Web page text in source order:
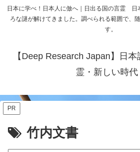
日本に学べ！日本人に倣へ｜日出る国の言霊 日
ろな謎が解けてきました。調べられる範囲で、
す。
【Deep Research Japan】日
霊・新しい時代
PR
竹内文書